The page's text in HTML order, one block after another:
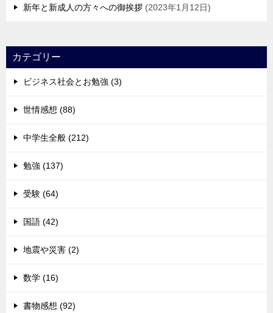
新年と新成人の方々への御挨拶 2023年1月12日
カテゴリー
ビジネス社会とお勉強 (3)
世情感想 (88)
中学生全般 (212)
勉強 (137)
受験 (64)
国語 (42)
地震や災害 (2)
数学 (16)
書物感想 (92)